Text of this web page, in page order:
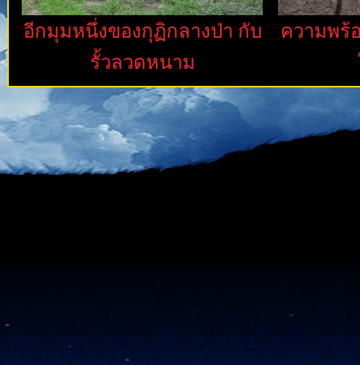
อีกมุมหนึ่งของกุฏิกลางป่า กับ
รั้วลวดหนาม
ความพร้